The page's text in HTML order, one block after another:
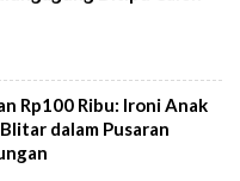
Rp100 Ribu: Ironi Anak
dalam Pusaran